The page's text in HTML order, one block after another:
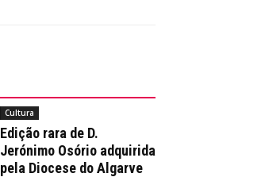
Cultura
Edição rara de D.
Jerónimo Osório adquirida
pela Diocese do Algarve